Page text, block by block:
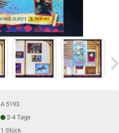
A 5193
2-4 Tage
1Stück